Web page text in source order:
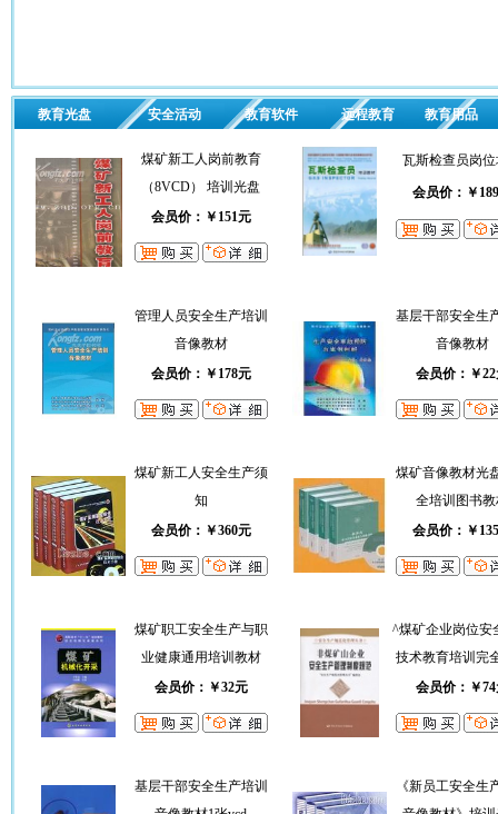
教育光盘 安全活动 教育软件 远程教育 教育用品
煤矿新工人岗前教育
（8VCD） 培训光盘
会员价：￥151元
瓦斯检查员岗
会员价：￥
管理人员安全生产培训
音像教材
会员价：￥178元
基层干部安全生
音像教材
会员价：￥22
煤矿新工人安全生产须
知
会员价：￥360元
煤矿音像教材光
全培训图书教
会员价：￥
煤矿职工安全生产与职
业健康通用培训教材
会员价：￥32元
^煤矿企业岗位安
技术教育培训完
会员价：￥74
基层干部安全生产培训
《新员工安全生